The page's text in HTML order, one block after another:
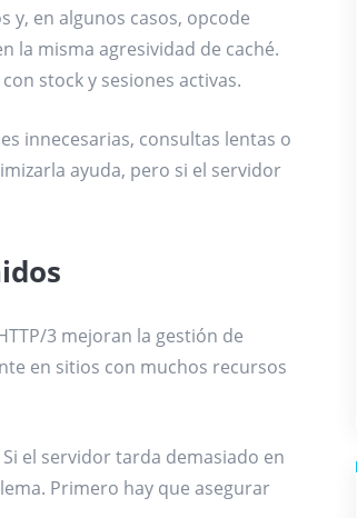
y, en algunos casos, opcode
la misma agresividad de caché.
stock y sesiones activas.
innecesarias, consultas lentas o
ayuda, pero si el servidor
3 mejoran la gestión de
en sitios con muchos recursos
el servidor tarda demasiado en
Primero hay que asegurar